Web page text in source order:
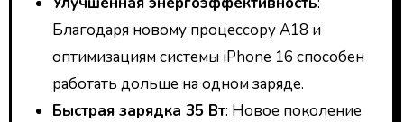
Благодаря новому процессору A18 и
оптимизациям системы iPhone 16 способен
работать дольше на одном заряде.
Быстрая зарядка 35 Вт: Новое поколение